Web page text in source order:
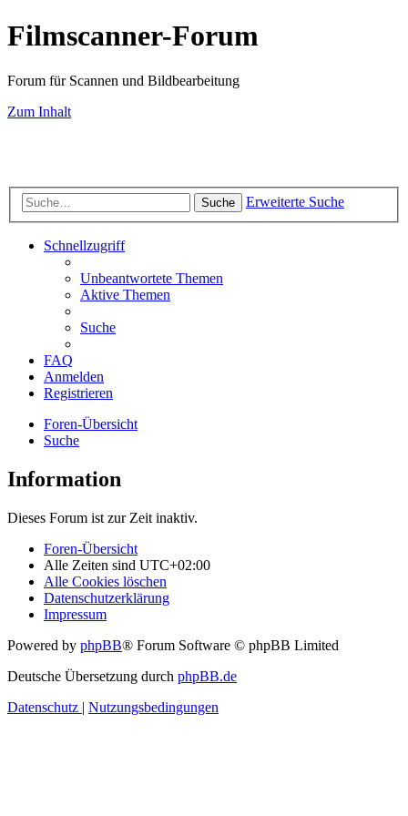
Filmscanner-Forum
Forum für Scannen und Bildbearbeitung
Zum Inhalt
Suche Erweiterte Suche
Schnellzugriff
Unbeantwortete Themen
Aktive Themen
Suche
FAQ
Anmelden
Registrieren
Foren-Übersicht
Suche
Information
Dieses Forum ist zur Zeit inaktiv.
Foren-Übersicht
Alle Zeiten sind UTC+02:00
Alle Cookies löschen
Datenschutzerklärung
Impressum
Powered by phpBB® Forum Software © phpBB Limited
Deutsche Übersetzung durch phpBB.de
Datenschutz | Nutzungsbedingungen